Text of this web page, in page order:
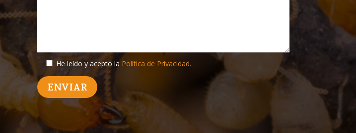
He leído y acepto la Política de Privacidad.